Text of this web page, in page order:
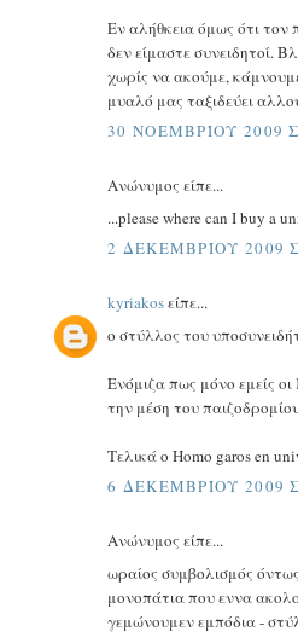
Εν αλήθκεια όμως ότι τον
δεν είμαστε συνειδητοί.
χωρίς να ακούμε,
μυαλό μας ταξιδεύει
30 ΝΟΕΜΒΡΊΟΥ 2009
Ανώνυμος είπε...
...please where can I buy a
2 ΔΕΚΕΜΒΡΊΟΥ 2009
kyriakosείπε...
ο στύλλος του
Ενόμιζα πως μόνο εμείς
την μέση του
Τελικά ο Homo garos en
6 ΔΕΚΕΜΒΡΊΟΥ 2009
Ανώνυμος είπε...
ωραίος συμβολισμός
μονοπάτια που εννα
γεμώνουμεν εμπόδια -